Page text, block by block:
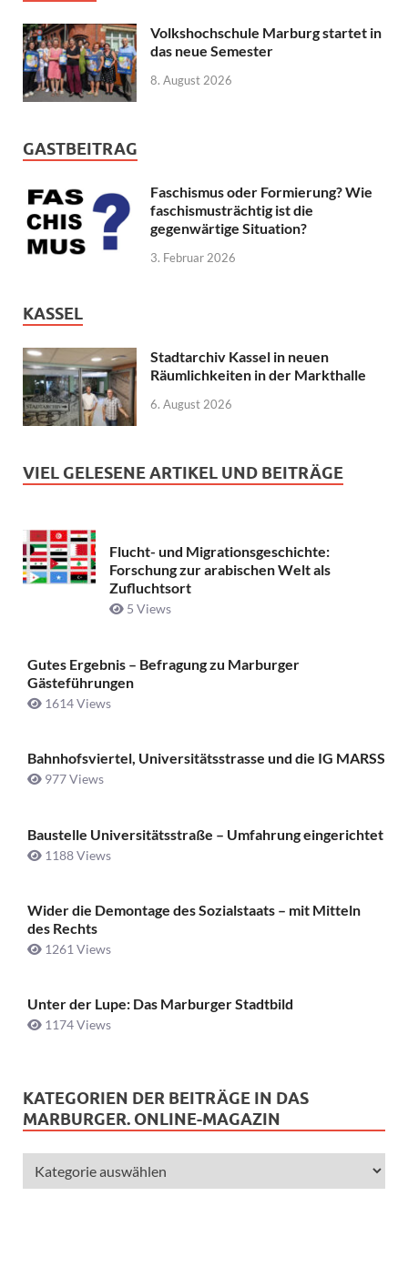
Volkshochschule Marburg startet in
das neue Semester
8. August 2026
GASTBEITRAG
Faschismus oder Formierung? Wie
faschismusträchtig ist die
gegenwärtige Situation?
3. Februar 2026
KASSEL
Stadtarchiv Kassel in neuen
Räumlichkeiten in der Markthalle
6. August 2026
VIEL GELESENE ARTIKEL UND BEITRÄGE
Flucht- und Migrationsgeschichte:
Forschung zur arabischen Welt als
Zufluchtsort
5 Views
Gutes Ergebnis – Befragung zu Marburger
Gästeführungen
1614 Views
Bahnhofsviertel, Universitätsstrasse und die IG MARSS
977 Views
Baustelle Universitätsstraße ­– Umfahrung eingerichtet
1188 Views
Wider die Demontage des Sozialstaats – mit Mitteln
des Rechts
1261 Views
Unter der Lupe: Das Marburger Stadtbild
1174 Views
KATEGORIEN DER BEITRÄGE IN DAS
MARBURGER. ONLINE-MAGAZIN